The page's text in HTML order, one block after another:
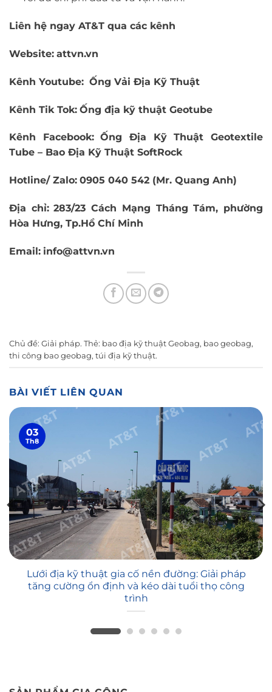
Liên hệ ngay AT&T qua các kênh
Website: attvn.vn
Kênh Youtube: Ống Vải Địa Kỹ Thuật
Kênh Tik Tok: Ống địa kỹ thuật Geotube
Kênh Facebook: Ống Địa Kỹ Thuật Geotextile
Tube – Bao Địa Kỹ Thuật SoftRock
Hotline/ Zalo: 0905 040 542 (Mr. Quang Anh)
Địa chỉ: 283/23 Cách Mạng Tháng Tám, phường
Hòa Hưng, Tp.Hồ Chí Minh
Email: info@attvn.vn
Chủ đề: Giải pháp. Thẻ: bao địa kỹ thuật Geobag, bao geobag,
thi công bao geobag, túi địa kỹ thuật.
BÀI VIẾT LIÊN QUAN
Lưới địa kỹ thuật gia cố nền đường: Giải pháp
tăng cường ổn định và kéo dài tuổi thọ công
trình
03
Th8